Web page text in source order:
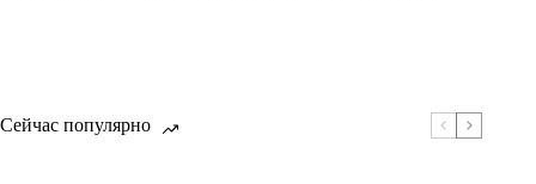
Сейчас популярно